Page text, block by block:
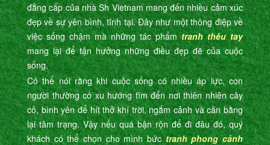
đẳng cấp của nhà Sh Vietnam mang đến nhiều cảm xúc
đẹp về sự yên bình, tĩnh tại. Đây như một thông điệp về
việc sống chậm mà những tác phẩmtranh thêu tay
mang lại để tận hưởng những điều đẹp đẽ của cuộc
sống.
Có thể nói rằng khi cuộc sống có nhiều áp lực, con
người thường có xu hướng tìm đến nơi thiên nhiên cây
cỏ, bình yên để hít thở khí trời, ngắm cảnh và cân bằng
lại tâm trạng. Vậy nếu quá bận rộn để đi đâu đó, quý
khách có thể chọn cho mình bứctranh phong cảnh